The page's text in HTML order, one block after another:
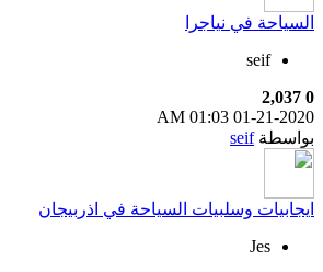
السياحة في نياجرا
seif
0
2,037
01-21-2020
01:03 AM
بواسطةseif
ايجابيات وسلبيات السياحة في اذربيجان
Jes